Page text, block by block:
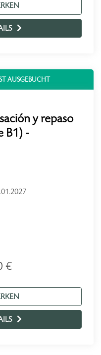
AUSGEBUCHT
y repaso
B1) -
€